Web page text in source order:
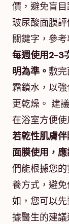
價，避免盲
玻尿酸面膜
關鍵字，參
每週使用2-3
明為準。 敷
霜鎖水，以
更乾燥。 建
在浴室方便
若乾性肌膚
面膜使用，
們能根據您
養方式，避
如，您可以
據醫生的建議